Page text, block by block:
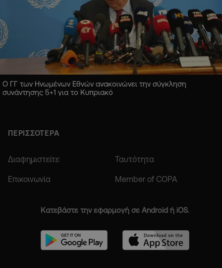
Ο ΓΓ των Ηνωμένων Εθνών ανακοινώνει την σύγκληση
συνάντησης 5+1 για το Κυπριακό
ΠΕΡΙΣΣΟΤΕΡΑ
Διαφημιστείτε Ταυτότητα
Επικοινωνία Member of COPA
Κατεβάστε την εφαρμογή σε Android ή iOS.